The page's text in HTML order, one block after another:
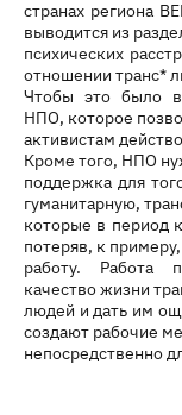
странах региона
выводится из
психических
отношении транс*
Чтобы это было
НПО, которое
активистам
Кроме того, НПО
поддержка для
гуманитарную,
которые в период
потеряв, к примеру,
работу. Работа
качество жизни
людей и дать им
создают рабочие
непосредственно